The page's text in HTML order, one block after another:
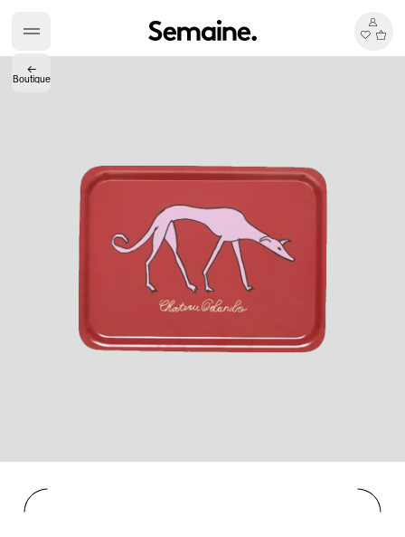
←
Boutique